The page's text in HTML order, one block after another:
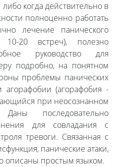
когда действительно в
полноценно работать
лечение панического
10-20 встреч), полезно
руководство для
подробно, на понятном
проблемы панических
(агорафобия -
при неосознанном
последовательно
для совладания с
тревоги. Связанная с
панические атаки,
описаны простым языком.